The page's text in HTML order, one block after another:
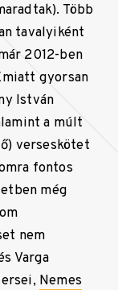
Több
tavalyiként
2012-ben
gyorsan
István
a múlt
verseskötet
fontos
még
nem
Varga
Nemes